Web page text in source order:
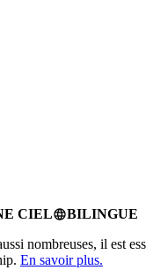
CIELlanguageBILINGUE
nombreuses, il est
En savoir plus.